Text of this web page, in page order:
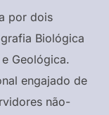
por dois
Biológica
Geológica.
engajado de
não-